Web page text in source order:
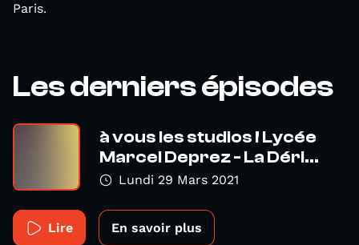
Paris.
Les derniers épisodes
à vous les studios ! Lycée
Marcel Deprez - La Déri...
Lundi 29 Mars 2021
Lire En savoir plus